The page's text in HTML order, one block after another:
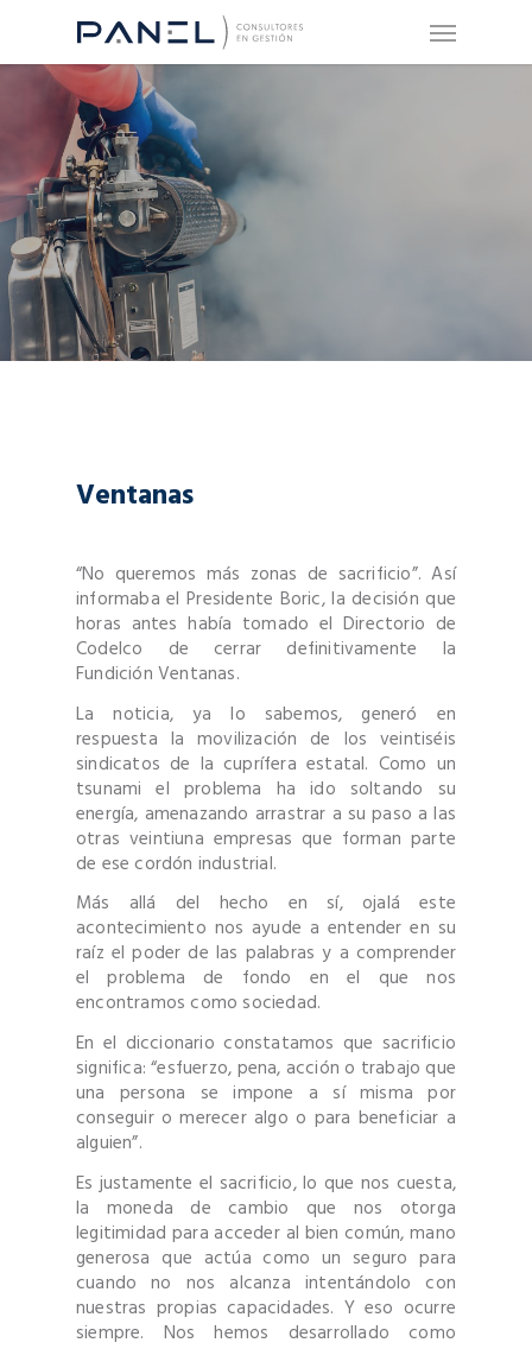
Ventanas
“No queremos más zonas de sacrificio”. Así
informaba el Presidente Boric, la decisión que
horas antes había tomado el Directorio de
Codelco de cerrar definitivamente la
Fundición Ventanas.
La noticia, ya lo sabemos, generó en
respuesta la movilización de los veintiséis
sindicatos de la cuprífera estatal. Como un
tsunami el problema ha ido soltando su
energía, amenazando arrastrar a su paso a las
otras veintiuna empresas que forman parte
de ese cordón industrial.
Más allá del hecho en sí, ojalá este
acontecimiento nos ayude a entender en su
raíz el poder de las palabras y a comprender
el problema de fondo en el que nos
encontramos como sociedad.
En el diccionario constatamos que sacrificio
significa: “esfuerzo, pena, acción o trabajo que
una persona se impone a sí misma por
conseguir o merecer algo o para beneficiar a
alguien”.
Es justamente el sacrificio, lo que nos cuesta,
la moneda de cambio que nos otorga
legitimidad para acceder al bien común, mano
generosa que actúa como un seguro para
cuando no nos alcanza intentándolo con
nuestras propias capacidades. Y eso ocurre
siempre. Nos hemos desarrollado como